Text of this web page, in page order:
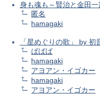
身も魂も～賢治と金田
匿名
hamagaki
「星めぐりの歌」 by 初
ばばば
hamagaki
アヨアン・イゴカー
hamagaki
アヨアン・イゴカー